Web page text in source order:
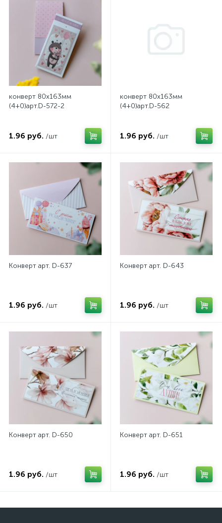
конверт 80х163мм
(4+0)арт.D-572-2
1.96 руб. /шт
конверт 80х163мм
(4+0)арт.D-562
1.96 руб. /шт
Конверт арт. D-637
1.96 руб. /шт
Конверт арт. D-643
1.96 руб. /шт
Конверт арт. D-650
1.96 руб. /шт
Конверт арт. D-651
1.96 руб. /шт